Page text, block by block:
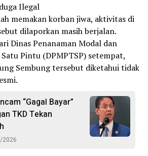
Ilegal
memakan korban jiwa, aktivitas di
dilaporkan masih berjalan.
Dinas Penanaman Modal dan
Pintu (DPMPTSP) setempat,
Sembung tersebut diketahui tidak
“Gagal Bayar”
TKD Tekan
2026